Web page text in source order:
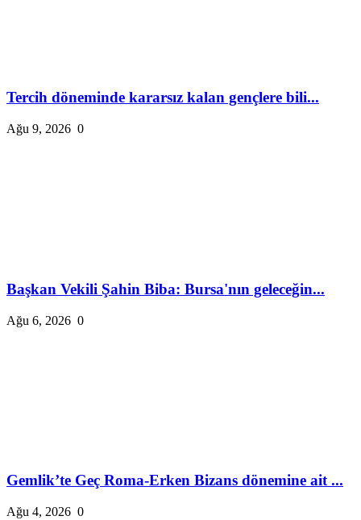
Tercih döneminde kararsız kalan gençlere bili...
Ağu 9, 2026 0
Başkan Vekili Şahin Biba: Bursa'nın geleceğin...
Ağu 6, 2026 0
Gemlik’te Geç Roma-Erken Bizans dönemine ait ...
Ağu 4, 2026 0